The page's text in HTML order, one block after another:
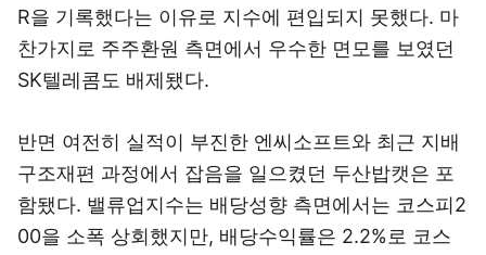
R을 기록했다는 이유로 지수에 편입되지 못했다. 마
찬가지로 주주환원 측면에서 우수한 면모를 보였던
SK텔레콤도 배제됐다.
반면 여전히 실적이 부진한 엔씨소프트와 최근 지배
구조재편 과정에서 잡음을 일으켰던 두산밥캣은 포
함됐다. 밸류업지수는 배당성향 측면에서는 코스피2
00을 소폭 상회했지만, 배당수익률은 2.2%로 코스